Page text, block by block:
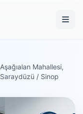
Aşağıalan Mahallesi,
Saraydüzü / Sinop